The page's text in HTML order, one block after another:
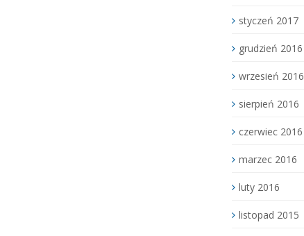
styczeń 2017
grudzień 2016
wrzesień 2016
sierpień 2016
czerwiec 2016
marzec 2016
luty 2016
listopad 2015